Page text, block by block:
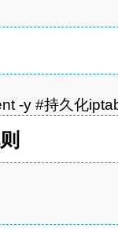
-y #持久化